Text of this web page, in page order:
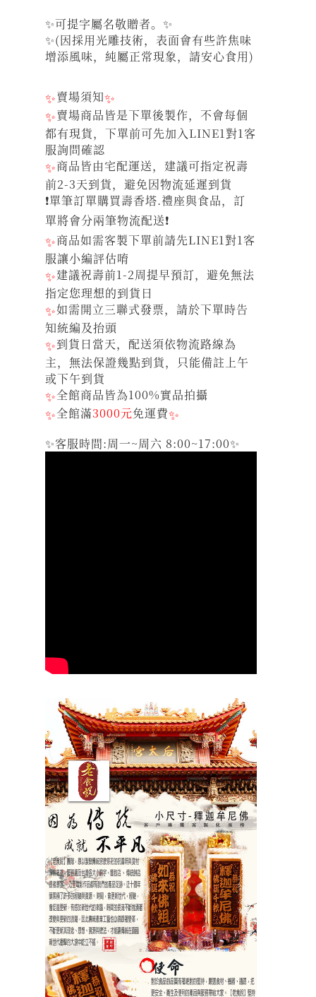
✨可提字屬名敬贈者。✨
✨(因採用光雕技術，表面會有些許焦味
增添風味，純屬正常現象，請安心食用)
✨賣場須知✨
✨賣場商品皆是下單後製作，不會每個
都有現貨，下單前可先加入LINE1對1客
服詢問確認
✨商品皆由宅配運送，建議可指定祝壽
前2-3天到貨，避免因物流延遲到貨
❗單筆訂單購買壽香塔.禮座與食品，訂
單將會分兩筆物流配送❗
✨商品如需客製下單前請先LINE1對1客
服讓小編評估唷
✨建議祝壽前1-2周提早預訂，避免無法
指定您理想的到貨日
✨如需開立三聯式發票，請於下單時告
知統編及抬頭
✨到貨日當天，配送須依物流路線為
主，無法保證幾點到貨，只能備註上午
或下午到貨
✨全館商品皆為100%實品拍攝
✨全館滿3000元免運費✨
✨客服時間:周一~周六 8:00~17:00✨